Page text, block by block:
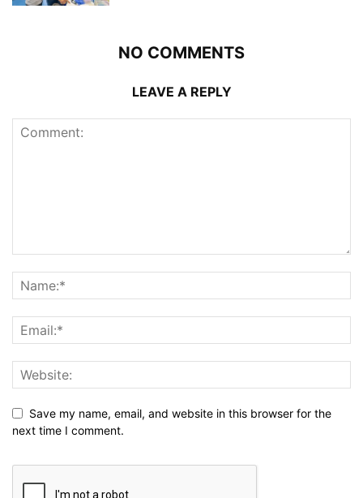
NO COMMENTS
LEAVE A REPLY
Save my name, email, and website in this browser for the
next time I comment.